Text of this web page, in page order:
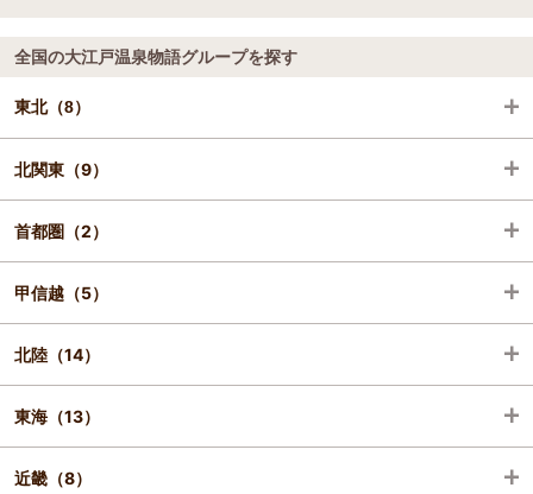
全国の大江戸温泉物語グループを探す
東北（8）
岩手（1）
宮城（5）
福島（2）
北関東（9）
栃木（7）
群馬（2）
首都圏（2）
千葉（1）
神奈川（1）
甲信越（5）
山梨（1）
長野（3）
新潟（1）
北陸（14）
富山（1）
石川（11）
東海（13）
静岡（4）
近畿（8）